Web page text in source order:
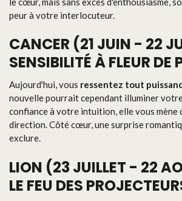
peur à votre interlocuteur.
CANCER (21 JUIN - 22
SENSIBILITÉ À FLEUR DE
Aujourd'hui, vous ressentez tout
nouvelle pourrait cependant illuminer
confiance à votre intuition, elle vous mène
direction. Côté cœur, une surprise
exclure.
LION (23 JUILLET - 22
LE FEU DES